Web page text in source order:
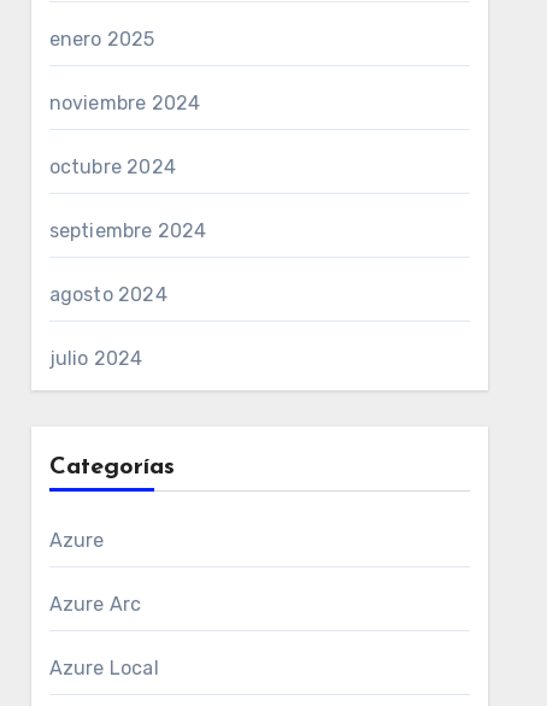
enero 2025
noviembre 2024
octubre 2024
septiembre 2024
agosto 2024
julio 2024
Categorías
Azure
Azure Arc
Azure Local